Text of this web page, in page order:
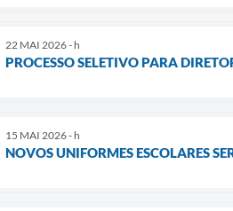
22 MAI 2026 - h
PROCESSO SELETIVO PARA
15 MAI 2026 - h
NOVOS UNIFORMES ESCOLARES